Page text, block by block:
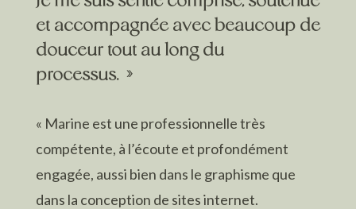
et accompagnée avec beaucoup de
douceur tout au long du
processus. »
« Marine est une professionnelle très
compétente, à l’écoute et profondément
engagée, aussi bien dans le graphisme que
dans la conception de sites internet.